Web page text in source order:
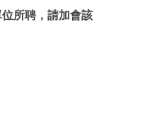
所聘，請加會該